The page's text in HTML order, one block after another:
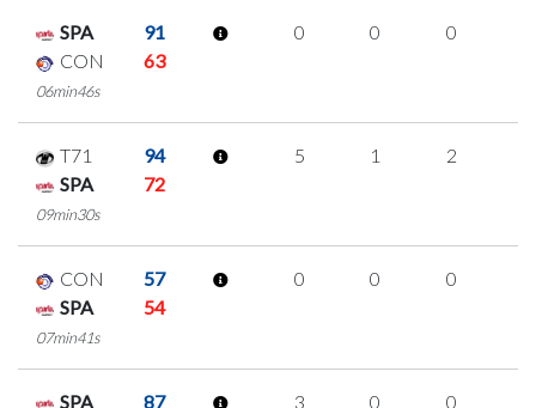
SPA
91
CON
63
06min46s
0 0 0
T71
94
SPA
72
09min30s
5 1 2
CON
57
SPA
54
07min41s
0 0 0
SPA 87 3 0 0